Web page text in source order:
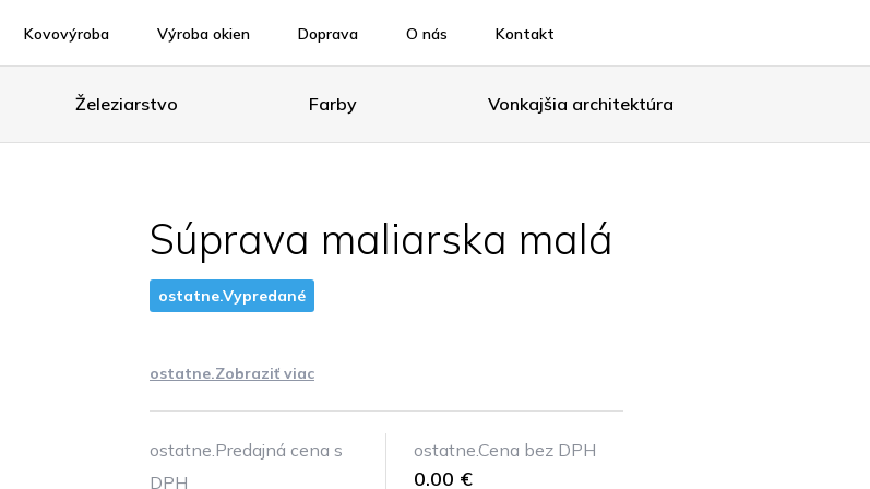
Kovovýroba Výroba okien Doprava O nás Kontakt
Železiarstvo Farby Vonkajšia architektúra
Súprava maliarska malá
ostatne.Vypredané
ostatne.Zobraziť viac
ostatne.Predajná cena s
DPH
ostatne.Cena bez DPH
0.00 €